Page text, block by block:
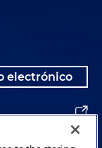
electrónico